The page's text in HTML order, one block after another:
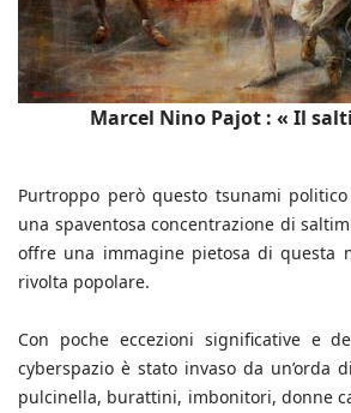
Marcel Nino Pajot : « Il
Purtroppo però questo tsunami
una spaventosa concentrazione di
offre una immagine pietosa di questa
rivolta popolare.
Con poche eccezioni significative e
cyberspazio è stato invaso da un’orda
pulcinella, burattini, imbonitori, donne